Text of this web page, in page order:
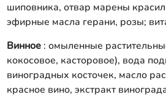
шиповника, отвар марены
эфирные масла герани, розы;
Винное : омыленные
кокосовое, касторовое), вода
виноградных косточек, масло
красное вино, экстракт